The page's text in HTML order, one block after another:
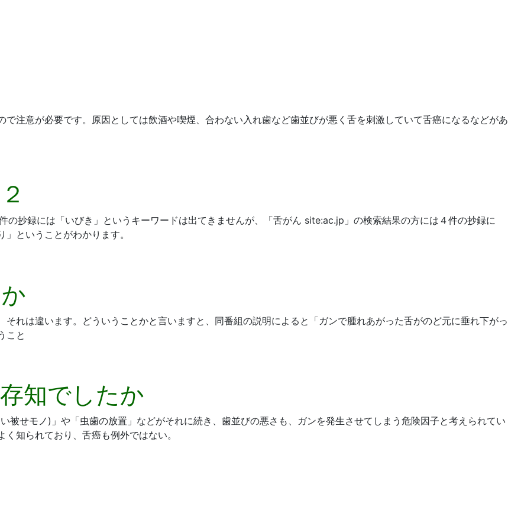
注意が必要です。原因としては飲酒や喫煙、合わない入れ歯など歯並びが悪く舌を刺激していて舌癌になるなどがあ
の抄録には「いびき」というキーワードは出てきませんが、「舌がん site:ac.jp」の検索結果の方には４件の抄録に
ということがわかります。
それは違います。どういうことかと言いますと、同番組の説明によると「ガンで腫れあがった舌がのど元に垂れ下がっ
こと
知でしたか
被せモノ)」や「虫歯の放置」などがそれに続き、歯並びの悪さも、ガンを発生させてしまう危険因子と考えられてい
知られており、舌癌も例外ではない。